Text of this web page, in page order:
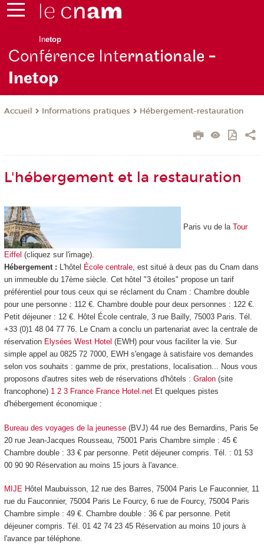
Inetop
Conférence Internationale -
Inetop
Accueil Informations pratiques Hébergement-restauration
L'hébergement et la restauration
Paris vu de la Tour
Eiffel (cliquez sur l'image).
Hébergement : L'hôtel École centrale, est situé à deux pas du Cnam dans
un immeuble du 17ème siècle. Cet hôtel "3 étoiles" propose un tarif
préférentiel pour tous ceux qui se réclament du Cnam : Chambre double
pour une personne : 112 €. Chambre double pour deux personnes : 122 €.
Petit déjeuner : 12 €. Hôtel École centrale, 3 rue Bailly, 75003 Paris. Tél.
+33 (0)1 48 04 77 76. Le Cnam a conclu un partenariat avec la centrale de
réservation Elysées West Hotel (EWH) pour vous faciliter la vie. Sur
simple appel au 0825 72 7000, EWH s'engage à satisfaire vos demandes
selon vos souhaits : gamme de prix, prestations, localisation... Nous vous
proposons d'autres sites web de réservations d'hôtels : Gralon(site
francophone) 1 2 3 France France Hotel.netEt quelques pistes
d'hébergement économique :
Bureau des voyages de la jeunesse(BVJ) 44 rue des Bernardins, Paris 5e
20 rue Jean-Jacques Rousseau, 75001 Paris Chambre simple : 45 €
Chambre double : 33 € par personne. Petit déjeuner compris. Tél. : 01 53
00 90 90 Réservation au moins 15 jours à l'avance.
MIJE Hôtel Maubuisson, 12 rue des Barres, 75004 Paris Le Fauconnier, 11
rue du Fauconnier, 75004 Paris Le Fourcy, 6 rue de Fourcy, 75004 Paris
Chambre simple : 49 €. Chambre double : 36 € par personne. Petit
déjeuner compris. Tél. 01 42 74 23 45 Réservation au moins 10 jours à
l'avance par téléphone.